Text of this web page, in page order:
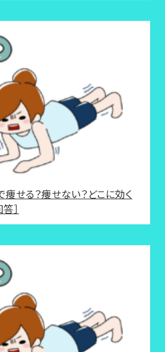
痩せる？痩せない？どこに効く
］